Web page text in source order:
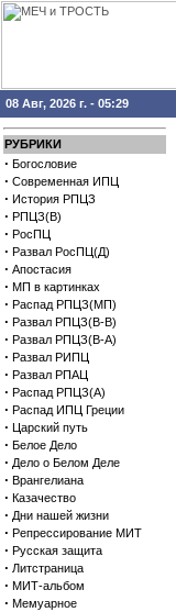
08 Авг, 2026 г. - 05:29
РУБРИКИ
· Богословие
· Современная ИПЦ
· История РПЦЗ
· РПЦЗ(В)
· РосПЦ
· Развал РосПЦ(Д)
· Апостасия
· МП в картинках
· Распад РПЦЗ(МП)
· Развал РПЦЗ(В-В)
· Развал РПЦЗ(В-А)
· Развал РИПЦ
· Развал РПАЦ
· Распад РПЦЗ(А)
· Распад ИПЦ Греции
· Царский путь
· Белое Дело
· Дело о Белом Деле
· Врангелиана
· Казачество
· Дни нашей жизни
· Репрессирование МИТ
· Русская защита
· Литстраница
· МИТ-альбом
· Мемуарное